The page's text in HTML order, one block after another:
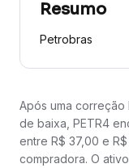
Resumo
Petrobras
Após uma
de baixa, PETR4
entre R$ 37,00 e
compradora. O